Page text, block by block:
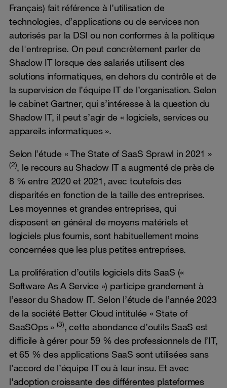
Français) fait référence à l’utilisation de
technologies, d’applications ou de services non
autorisés par la DSI ou non conformes à la politique
de l'entreprise. On peut concrètement parler de
Shadow IT lorsque des salariés utilisent des
solutions informatiques, en dehors du contrôle et de
la supervision de l’équipe IT de l’organisation. Selon
le cabinet Gartner, qui s’intéresse à la question du
Shadow IT, il peut s’agir de « logiciels, services ou
appareils informatiques ».
Selon l’étude « The State of SaaS Sprawl in 2021 »
(2), le recours au Shadow IT a augmenté de près de
8 % entre 2020 et 2021, avec toutefois des
disparités en fonction de la taille des entreprises.
Les moyennes et grandes entreprises, qui
disposent en général de moyens matériels et
logiciels plus fournis, sont habituellement moins
concernées que les plus petites entreprises.
La prolifération d’outils logiciels dits SaaS («
Software As A Service ») participe grandement à
l’essor du Shadow IT. Selon l’étude de l’année 2023
de la société Better Cloud intitulée « State of
SaaSOps » (3), cette abondance d’outils SaaS est
difficile à gérer pour 59 % des professionnels de l’IT,
et 65 % des applications SaaS sont utilisées sans
l’accord de l’équipe IT ou à leur insu. Et avec
l'adoption croissante des différentes plateformes